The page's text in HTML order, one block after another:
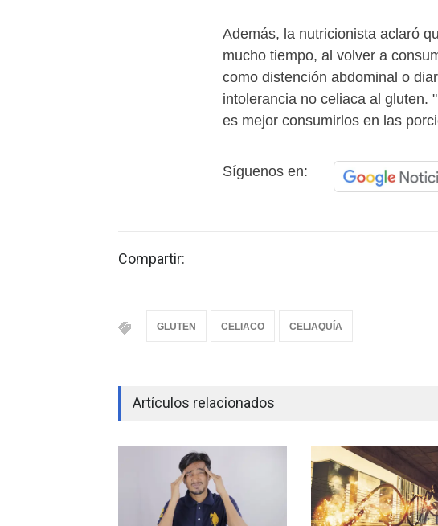
Además, la nutricionista aclaró
mucho tiempo, al volver a
como distención abdominal o
intolerancia no celiaca al gluten.
es mejor consumirlos en las
Síguenos en:
Compartir:
GLUTEN CELIACO CELIAQUÍA
Artículos relacionados